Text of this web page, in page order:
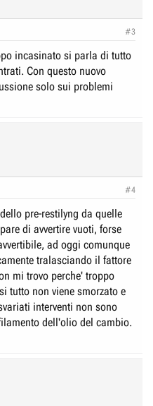
#3
incasinato si parla di tutto
Con questo nuovo
solo sui problemi
#4
pre-restilyng da quelle
di avvertire vuoti, forse
ad oggi comunque
tralasciando il fattore
mi trovo perche' troppo
tutto non viene smorzato e
interventi non sono
dell'olio del cambio.